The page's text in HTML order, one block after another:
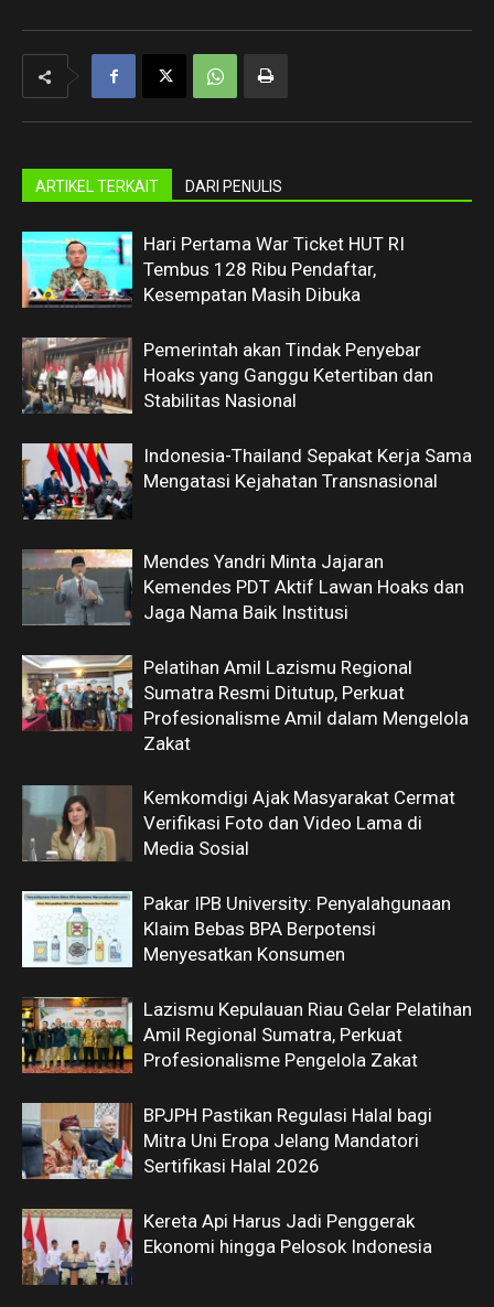
ARTIKEL TERKAIT DARI PENULIS
Hari Pertama War Ticket HUT RI
Tembus 128 Ribu Pendaftar,
Kesempatan Masih Dibuka
Pemerintah akan Tindak Penyebar
Hoaks yang Ganggu Ketertiban dan
Stabilitas Nasional
Indonesia-Thailand Sepakat Kerja Sama
Mengatasi Kejahatan Transnasional
Mendes Yandri Minta Jajaran
Kemendes PDT Aktif Lawan Hoaks dan
Jaga Nama Baik Institusi
Pelatihan Amil Lazismu Regional
Sumatra Resmi Ditutup, Perkuat
Profesionalisme Amil dalam Mengelola
Zakat
Kemkomdigi Ajak Masyarakat Cermat
Verifikasi Foto dan Video Lama di
Media Sosial
Pakar IPB University: Penyalahgunaan
Klaim Bebas BPA Berpotensi
Menyesatkan Konsumen
Lazismu Kepulauan Riau Gelar Pelatihan
Amil Regional Sumatra, Perkuat
Profesionalisme Pengelola Zakat
BPJPH Pastikan Regulasi Halal bagi
Mitra Uni Eropa Jelang Mandatori
Sertifikasi Halal 2026
Kereta Api Harus Jadi Penggerak
Ekonomi hingga Pelosok Indonesia